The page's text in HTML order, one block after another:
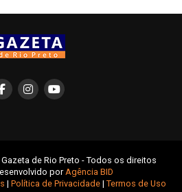
de Rio Preto - Todos os direitos
porAgência BID
| Política de Privacidade| Termos de Uso